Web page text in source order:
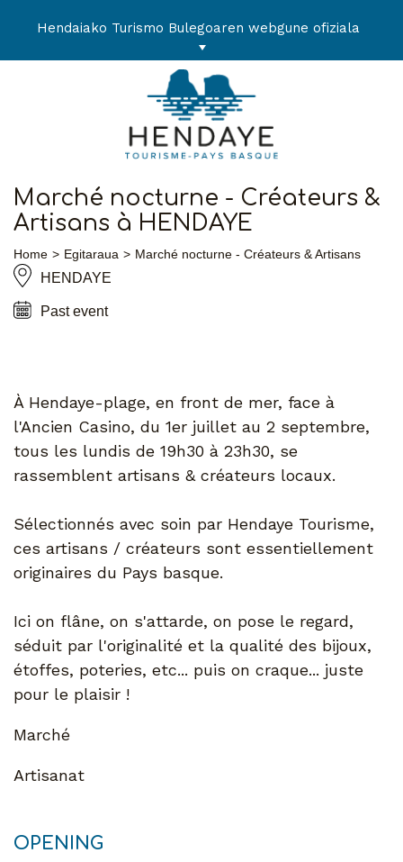
Hendaiako Turismo Bulegoaren webgune ofiziala
Marché nocturne - Créateurs &
Artisans à HENDAYE
Home Egitaraua Marché nocturne - Créateurs & Artisans
HENDAYE
Past event
À Hendaye-plage, en front de mer, face à
l'Ancien Casino, du 1er juillet au 2 septembre,
tous les lundis de 19h30 à 23h30, se
rassemblent artisans & créateurs locaux.
Sélectionnés avec soin par Hendaye Tourisme,
ces artisans / créateurs sont essentiellement
originaires du Pays basque.
Ici on flâne, on s'attarde, on pose le regard,
séduit par l'originalité et la qualité des bijoux,
étoffes, poteries, etc... puis on craque... juste
pour le plaisir !
Marché
Artisanat
OPENING